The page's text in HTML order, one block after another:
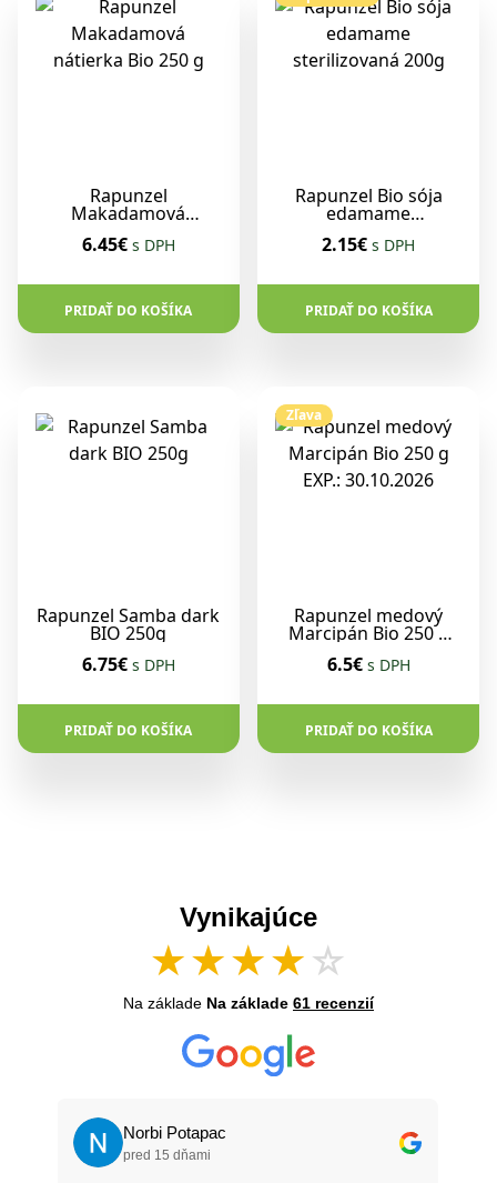
Rapunzel
Makadamová
nátierka Bio 250 g
6.45€ s DPH
PRIDAŤ DO KOŠÍKA
Rapunzel Bio sója
edamame
sterilizovaná 200g
2.15€ s DPH
PRIDAŤ DO KOŠÍKA
Rapunzel Samba dark
BIO 250g
6.75€ s DPH
PRIDAŤ DO KOŠÍKA
Rapunzel medový
Marcipán Bio 250 g
6.5€ s DPH
PRIDAŤ DO KOŠÍKA
Zľava
Vynikajúce
★★★★☆
Na základe Na základe 61 recenzií
Norbi Potapac
pred 15 dňami